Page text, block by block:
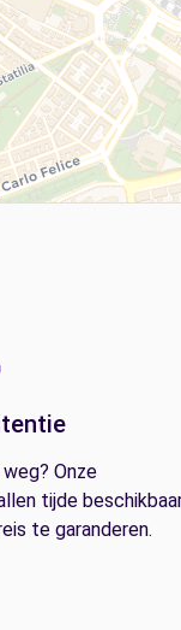
Onze
tijde
te garanderen.